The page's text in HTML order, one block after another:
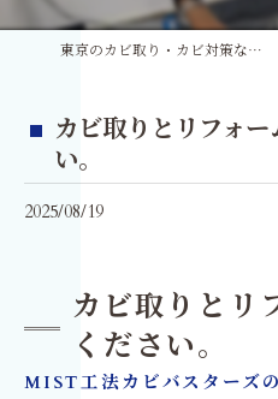
東京のカビ取り・カビ対策ならMIST工法®カビ取リフォーム
カビ取りとリフォ
い。
2025/08/19
カビ取りとリ
ください。
MIST工法カビバスターズ